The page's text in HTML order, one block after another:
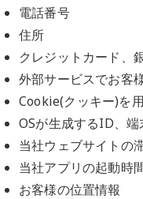
電話番号
住所
クレジットカード、
外部サービスでお客
Cookie(クッキー)を
OSが生成するID、
当社ウェブサイトの
当社アプリの起動時
お客様の位置情報